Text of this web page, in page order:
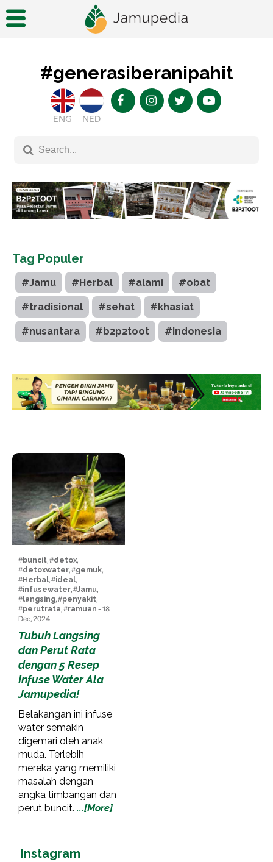
#generasiberanipahit
ENG NED
Tag Populer
#Jamu #Herbal #alami #obat
#tradisional #sehat #khasiat
#nusantara #b2p2toot #indonesia
#buncit, #detox,
#detoxwater, #gemuk,
#Herbal, #ideal,
#infusewater, #Jamu,
#langsing, #penyakit,
#perutrata, #ramuan - 18
Dec, 2024
Tubuh Langsing
dan Perut Rata
dengan 5 Resep
Infuse Water Ala
Jamupedia!
Belakangan ini infuse
water semakin
digemari oleh anak
muda. Terlebih
mereka yang memiliki
masalah dengan
angka timbangan dan
perut buncit. ...[More]
Instagram